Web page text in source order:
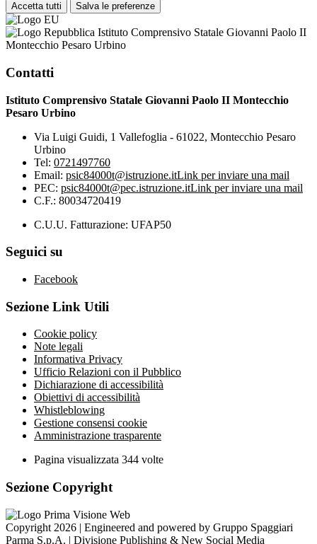
Accetta tutti Salva le preferenze
Istituto Comprensivo Statale Giovanni Paolo II
Montecchio Pesaro Urbino
Contatti
Istituto Comprensivo Statale Giovanni Paolo II Montecchio
Pesaro Urbino
Via Luigi Guidi, 1 Vallefoglia - 61022, Montecchio Pesaro
Urbino
Tel: 0721497760
Email: psic84000t@istruzione.itLink per inviare una mail
PEC: psic84000t@pec.istruzione.itLink per inviare una mail
C.F.: 80034720419
C.U.U. Fatturazione: UFAP50
Seguici su
Facebook
Sezione Link Utili
Cookie policy
Note legali
Informativa Privacy
Ufficio Relazioni con il Pubblico
Dichiarazione di accessibilità
Obiettivi di accessibilità
Whistleblowing
Gestione consensi cookie
Amministrazione trasparente
Pagina visualizzata 344 volte
Sezione Copyright
Copyright 2026 | Engineered and powered by Gruppo Spaggiari
Parma S.p.A. | Divisione Publishing & New Social Media